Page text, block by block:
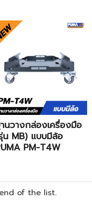
นวางกล่องเครื่องมือ
น MB) แบบมีล้อ
PM-T4W
of the list.